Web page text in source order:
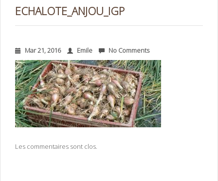
ECHALOTE_ANJOU_IGP
Mar 21, 2016 Emile No Comments
Les commentaires sont clos.